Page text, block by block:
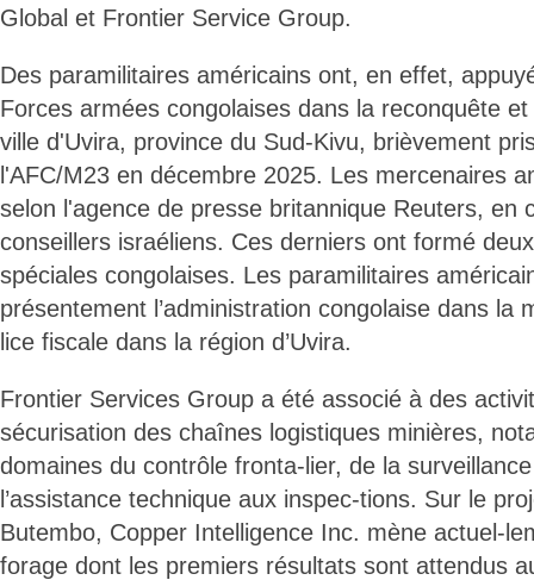
Global et Frontier Service Group.
Des paramilitaires américains ont, en effet,
Forces armées congolaises dans la reconquête
ville d'Uvira, province du Sud-Kivu, brièvement
l'AFC/M23 en décembre 2025. Les mercenaires
selon l'agence de presse britannique Reuters, en
conseillers israéliens. Ces derniers ont formé
spéciales congolaises. Les paramilitaires
présentement l’administration congolaise dans la
lice fiscale dans la région d’Uvira.
Frontier Services Group a été associé à des
sécurisation des chaînes logistiques minières,
domaines du contrôle fronta-lier, de la
l’assistance technique aux inspec-tions. Sur le
Butembo, Copper Intelligence Inc. mène actuel-
forage dont les premiers résultats sont attendus